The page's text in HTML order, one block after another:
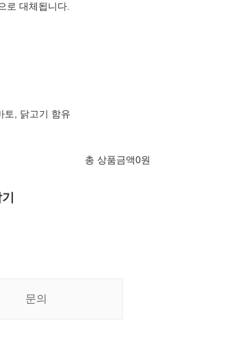
로 대체됩니다.
토, 닭고기 함유
총 상품금액0원
문의